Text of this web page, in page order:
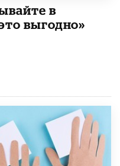
в
выгодно»